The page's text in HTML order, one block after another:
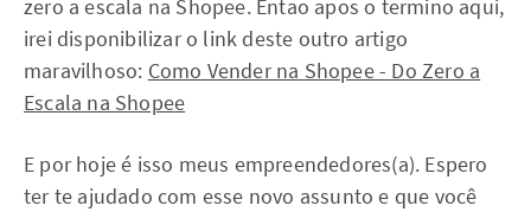
zero a escala na Shopee. Entao apos o termino aqui,
irei disponibilizar o link deste outro artigo
maravilhoso: Como Vender na Shopee - Do Zero a
Escala na Shopee
E por hoje é isso meus empreendedores(a). Espero
ter te ajudado com esse novo assunto e que você